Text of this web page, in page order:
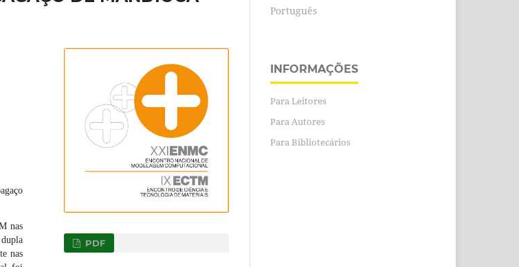
nas
nas
PDF
Português
INFORMAÇÕES
Para Leitores
Para Autores
Para Bibliotecários